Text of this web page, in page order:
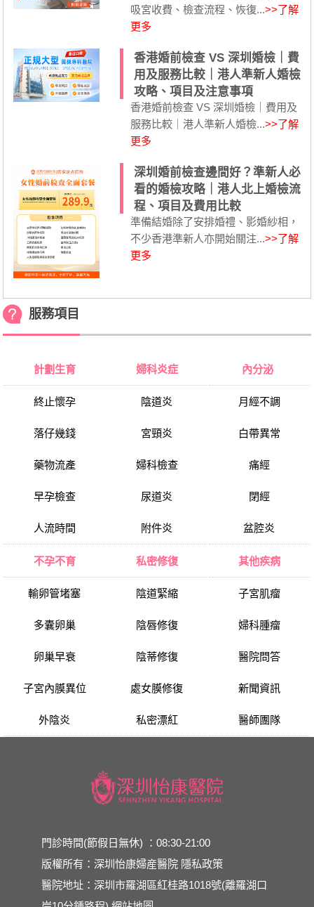
吸宮收費、檢查流程、恢復...>>了解
更多
香港婚前檢查 VS 深圳婚檢｜費
用及服務比較｜港人準新人婚檢
攻略、項目及注意事項
香港婚前檢查 VS 深圳婚檢｜費用及
服務比較｜港人準新人婚檢...>>了解
更多
深圳婚前檢查邊間好？準新人必
看的婚檢攻略｜港人北上婚檢流
程、項目及費用比較
準備結婚除了安排婚禮、影婚紗相，
不少香港準新人亦開始關注...>>了解
更多
服務項目
計劃生育
終止懷孕
落仔幾錢
藥物流產
早孕檢查
人流時間
婦科炎症
陰道炎
宮頸炎
婦科檢查
尿道炎
附件炎
內分泌
月經不調
白帶異常
痛經
閉經
盆腔炎
不孕不育
輸卵管堵塞
多囊卵巢
卵巢早衰
子宮內膜異位
外陰炎
私密修復
陰道緊縮
陰唇修復
陰蒂修復
處女膜修復
私密漂紅
其他疾病
子宮肌瘤
婦科腫瘤
醫院問答
新聞資訊
醫師團隊
門診時間(節假日無休) ：08:30-21:00
版權所有：深圳怡康婦産醫院 隱私政策
醫院地址：深圳市羅湖區紅桂路1018號(離羅湖口